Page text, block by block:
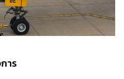
าร